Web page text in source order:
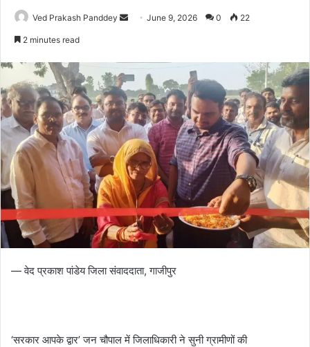
Ved Prakash Panddey June 9, 2026 0 22
2 minutes read
— वेद प्रकाश पांडेय जिला संवाददाता, गाजीपुर
‘सरकार आपके द्वार’ जन चौपाल में जिलाधिकारी ने सुनी ग्रामीणों की